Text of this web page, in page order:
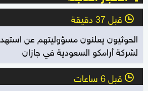
l قبل 37 دقيقة
الحوثيون يعلنون مسؤوليتهم عن
لشركة أرامكو السعودية في جازان
l قبل 6 ساعات